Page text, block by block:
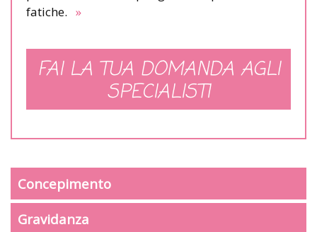
fatiche. »
FAI LA TUA DOMANDA AGLI
SPECIALISTI
Concepimento
Gravidanza